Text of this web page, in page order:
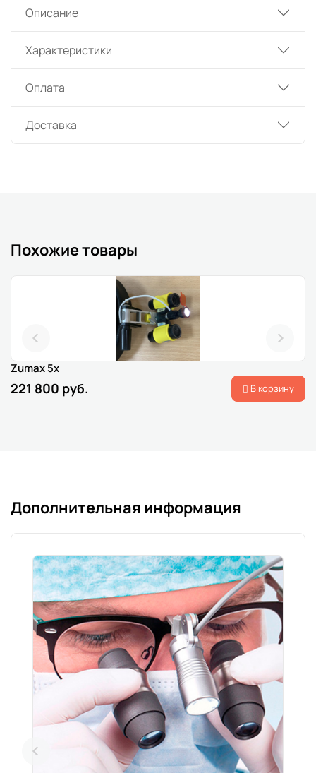
Описание
Характеристики
Оплата
Доставка
Похожие товары
Zumax 5x
221 800 руб. В корзину
Дополнительная информация